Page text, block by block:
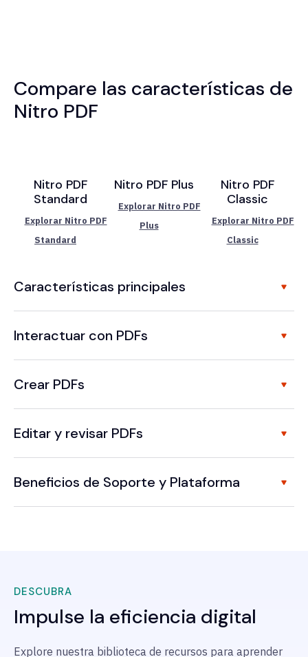
Compare las características de
Nitro PDF
Nitro PDF
Standard
Explorar Nitro PDF
Standard
Nitro PDF Plus
Explorar Nitro PDF
Plus
Nitro PDF
Classic
Explorar Nitro PDF
Classic
Características principales
Interactuar con PDFs
Crear PDFs
Editar y revisar PDFs
Beneficios de Soporte y Plataforma
DESCUBRA
Impulse la eficiencia digital
Explore nuestra biblioteca de recursos para aprender